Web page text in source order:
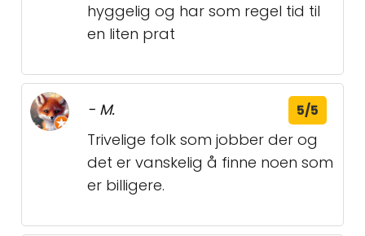
hyggelig og har som regel tid til
en liten prat
- M. 5/5
Trivelige folk som jobber der og
det er vanskelig å finne noen som
er billigere.